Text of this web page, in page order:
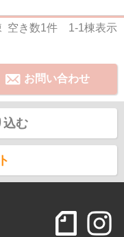
空き数1件 1-1棟表示
お問い合わせ
込む